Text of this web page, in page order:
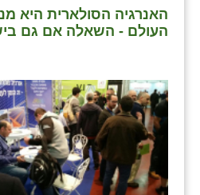
האנרגיה הסולארית היא
העולם - השאלה אם גם